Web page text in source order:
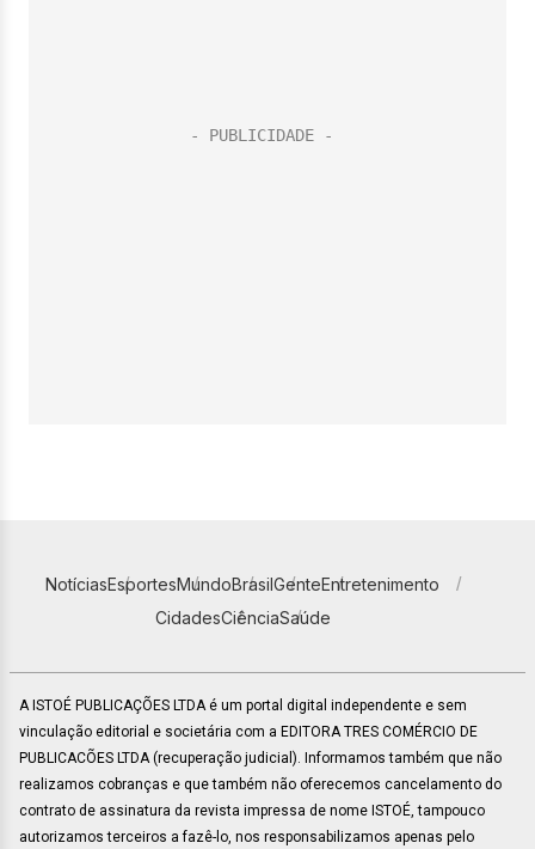
NotíciasEsportesMundoBrasilGenteEntretenimento
CidadesCiênciaSaúde
A ISTOÉ PUBLICAÇÕES LTDA é um portal digital independente e sem
vinculação editorial e societária com a EDITORA TRES COMÉRCIO DE
PUBLICACÕES LTDA (recuperação judicial). Informamos também que não
realizamos cobranças e que também não oferecemos cancelamento do
contrato de assinatura da revista impressa de nome ISTOÉ, tampouco
autorizamos terceiros a fazê-lo, nos responsabilizamos apenas pelo